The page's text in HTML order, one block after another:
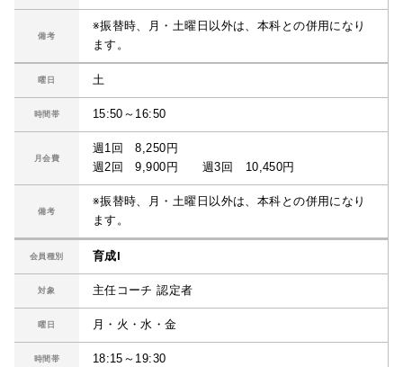
備考
※振替時、月・土曜日以外は、本科との併用になり
ます。
曜日 土
時間帯 15:50～16:50
月会費
週1回 8,250円
週2回 9,900円 週3回 10,450円
備考
※振替時、月・土曜日以外は、本科との併用になり
ます。
会員種別 育成Ⅰ
対象 主任コーチ 認定者
曜日 月・火・水・金
時間帯 18:15～19:30